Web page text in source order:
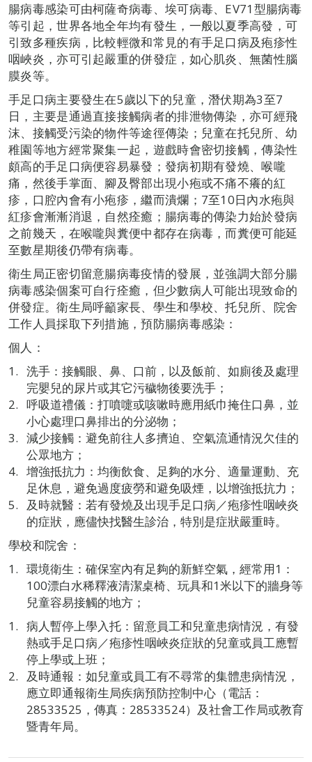
腸病毒感染可由柯薩奇病毒、埃可病毒、EV71型腸病毒
等引起，世界各地全年均有發生，一般以夏季高發，可
引致多種疾病，比較輕微和常見的有手足口病及疱疹性
咽峽炎，亦可引起嚴重的併發症，如心肌炎、無菌性腦
膜炎等。
手足口病主要發生在5歲以下的兒童，潛伏期為3至7
日，主要是通過直接接觸病者的排泄物傳染，亦可經飛
沫、接觸受污染的物件等途徑傳染；兒童在托兒所、幼
稚園等地方經常聚集一起，遊戲時會密切接觸，傳染性
頗高的手足口病便容易暴發；發病初期有發燒、喉嚨
痛，然後手掌面、腳及臀部出現小疱或不痛不癢的紅
疹，口腔內會有小疱疹，繼而潰爛；7至10日內水疱與
紅疹會漸漸消退，自然痊癒；腸病毒的傳染力始於發病
之前幾天，在喉嚨與糞便中都存在病毒，而糞便可能延
至數星期後仍帶有病毒。
衛生局正密切留意腸病毒疫情的發展，並強調大部分腸
病毒感染個案可自行痊癒，但少數病人可能出現致命的
併發症。衛生局呼籲家長、學生和學校、托兒所、院舍
工作人員採取下列措施，預防腸病毒感染：
個人：
洗手：接觸眼、鼻、口前，以及飯前、如廁後及處理
完嬰兒的尿片或其它污穢物後要洗手；
呼吸道禮儀：打噴嚏或咳嗽時應用紙巾掩住口鼻，並
小心處理口鼻排出的分泌物；
減少接觸：避免前往人多擠迫、空氣流通情況欠佳的
公眾地方；
增強抵抗力：均衡飲食、足夠的水分、適量運動、充
足休息，避免過度疲勞和避免吸煙，以增強抵抗力；
及時就醫：若有發燒及出現手足口病／疱疹性咽峽炎
的症狀，應儘快找醫生診治，特別是症狀嚴重時。
學校和院舍：
環境衛生：確保室內有足夠的新鮮空氣，經常用1：
100漂白水稀釋液清潔桌椅、玩具和1米以下的牆身等
兒童容易接觸的地方；
病人暫停上學入托：留意員工和兒童患病情況，有發
熱或手足口病／疱疹性咽峽炎症狀的兒童或員工應暫
停上學或上班；
及時通報：如兒童或員工有不尋常的集體患病情況，
應立即通報衛生局疾病預防控制中心（電話：
28533525，傳真：28533524）及社會工作局或教育
暨青年局。